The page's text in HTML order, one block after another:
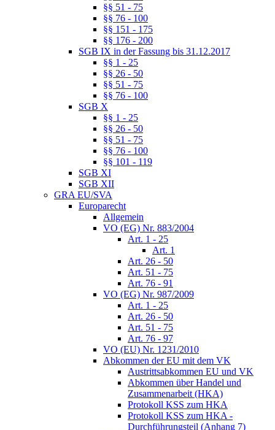
§§ 51 - 75
§§ 76 - 100
§§ 151 - 175
§§ 176 - 200
SGB IX in der Fassung bis 31.12.2017
§§ 1 - 25
§§ 26 - 50
§§ 51 - 75
§§ 76 - 100
SGB X
§§ 1 - 25
§§ 26 - 50
§§ 51 - 75
§§ 76 - 100
§§ 101 - 119
SGB XI
SGB XII
GRA EU/SVA
Europarecht
Allgemein
VO (EG) Nr. 883/2004
Art. 1 - 25
Art. 1
Art. 26 - 50
Art. 51 - 75
Art. 76 - 91
VO (EG) Nr. 987/2009
Art. 1 - 25
Art. 26 - 50
Art. 51 - 75
Art. 76 - 97
VO (EU) Nr. 1231/2010
Abkommen der EU mit dem VK
Austrittsabkommen EU und VK
Abkommen über Handel und
Zusammenarbeit (HKA)
Protokoll KSS zum HKA
Protokoll KSS zum HKA -
Durchführungsteil (Anhang 7)